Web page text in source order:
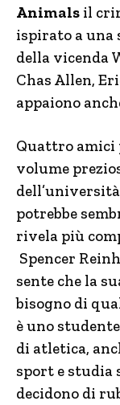
Animals il
ispirato a
della vicenda
Chas Allen,
appaiono
Quattro
volume
potrebbe
rivela più
Spencer
sente che la
bisogno di
è uno
di atletica,
sport e studia
decidono di